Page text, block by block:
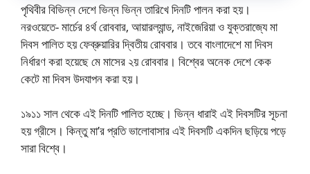
পৃথিবীর বিভিন্ন দেশে ভিন্ন ভিন্ন তারিখে দিনটি পালন করা হয়।
নরওয়েতে- মার্চের ৪র্থ রোববার, আয়ারল্যান্ড, নাইজেরিয়া ও যুক্তরাজ্যে মা
দিবস পালিত হয় ফেব্রুয়ারির দ্বিতীয় রোববার। তবে বাংলাদেশে মা দিবস
নির্ধারণ করা হয়েছে মে মাসের ২য় রোববার। বিশ্বের অনেক দেশে কেক
কেটে মা দিবস উদযাপন করা হয়।
১৯১১ সাল থেকে এই দিনটি পালিত হচ্ছে। ভিন্ন ধারাই এই দিবসটির সূচনা
হয় গ্রীসে। কিন্তু মা’র প্রতি ভালোবাসার এই দিবসটি একদিন ছড়িয়ে পড়ে
সারা বিশ্বে।